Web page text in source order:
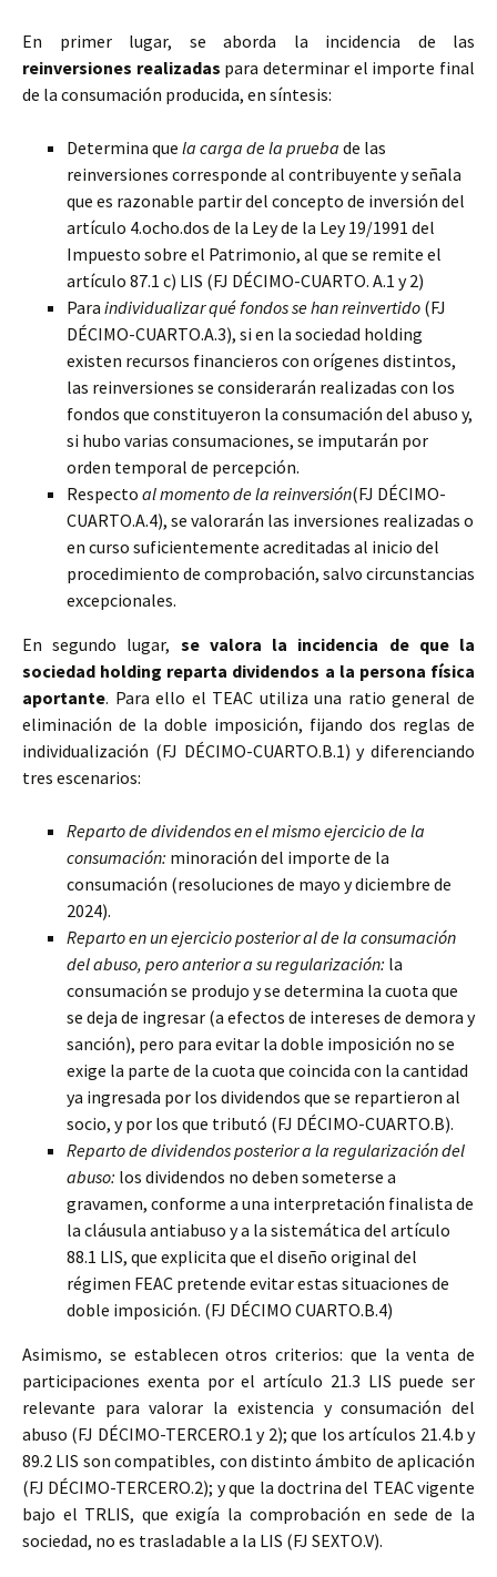
En primer lugar, se aborda la incidencia de las
reinversiones realizadas para determinar el importe final
de la consumación producida, en síntesis:
Determina que la carga de la prueba de las
reinversiones corresponde al contribuyente y señala
que es razonable partir del concepto de inversión del
artículo 4.ocho.dos de la Ley de la Ley 19/1991 del
Impuesto sobre el Patrimonio, al que se remite el
artículo 87.1 c) LIS (FJ DÉCIMO-CUARTO. A.1 y 2)
Para individualizar qué fondos se han reinvertido (FJ
DÉCIMO-CUARTO.A.3), si en la sociedad holding
existen recursos financieros con orígenes distintos,
las reinversiones se considerarán realizadas con los
fondos que constituyeron la consumación del abuso y,
si hubo varias consumaciones, se imputarán por
orden temporal de percepción.
Respecto al momento de la reinversión(FJ DÉCIMO-
CUARTO.A.4), se valorarán las inversiones realizadas o
en curso suficientemente acreditadas al inicio del
procedimiento de comprobación, salvo circunstancias
excepcionales.
En segundo lugar, se valora la incidencia de que la
sociedad holding reparta dividendos a la persona física
aportante. Para ello el TEAC utiliza una ratio general de
eliminación de la doble imposición, fijando dos reglas de
individualización (FJ DÉCIMO-CUARTO.B.1) y diferenciando
tres escenarios:
Reparto de dividendos en el mismo ejercicio de la
consumación: minoración del importe de la
consumación (resoluciones de mayo y diciembre de
2024).
Reparto en un ejercicio posterior al de la consumación
del abuso, pero anterior a su regularización: la
consumación se produjo y se determina la cuota que
se deja de ingresar (a efectos de intereses de demora y
sanción), pero para evitar la doble imposición no se
exige la parte de la cuota que coincida con la cantidad
ya ingresada por los dividendos que se repartieron al
socio, y por los que tributó (FJ DÉCIMO-CUARTO.B).
Reparto de dividendos posterior a la regularización del
abuso: los dividendos no deben someterse a
gravamen, conforme a una interpretación finalista de
la cláusula antiabuso y a la sistemática del artículo
88.1 LIS, que explicita que el diseño original del
régimen FEAC pretende evitar estas situaciones de
doble imposición. (FJ DÉCIMO CUARTO.B.4)
Asimismo, se establecen otros criterios: que la venta de
participaciones exenta por el artículo 21.3 LIS puede ser
relevante para valorar la existencia y consumación del
abuso (FJ DÉCIMO-TERCERO.1 y 2); que los artículos 21.4.b y
89.2 LIS son compatibles, con distinto ámbito de aplicación
(FJ DÉCIMO-TERCERO.2); y que la doctrina del TEAC vigente
bajo el TRLIS, que exigía la comprobación en sede de la
sociedad, no es trasladable a la LIS (FJ SEXTO.V).